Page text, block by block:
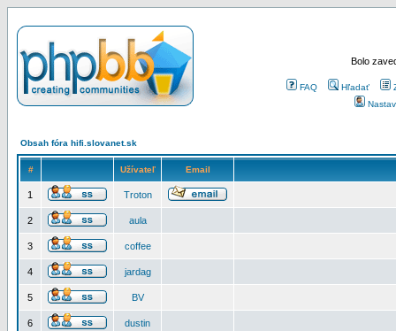
Bolo
FAQ Hľadať
Obsah fóra hifi.slovanet.sk
# Užívateľ Email
1 Troton
2 aula
3 coffee
4 jardag
5 BV
6 dustin